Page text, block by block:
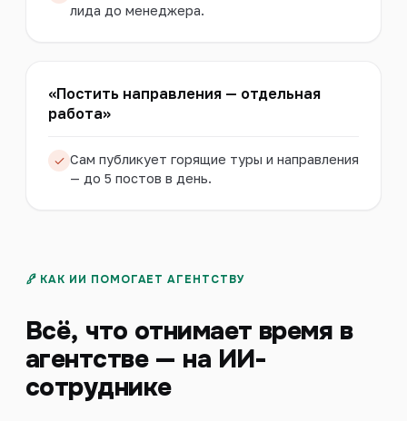
лида до менеджера.
«Постить направления — отдельная
работа»
Сам публикует горящие туры и направления
— до 5 постов в день.
КАК ИИ ПОМОГАЕТ АГЕНТСТВУ
Всё, что отнимает время в
агентстве — на ИИ-
сотруднике